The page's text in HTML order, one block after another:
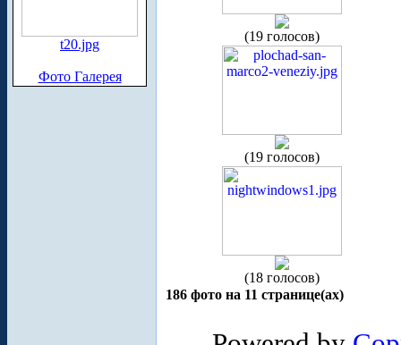
t20.jpg
Фото Галерея
(19 голосов)
(19 голосов)
(18 голосов)
186 фото на 11 странице(ах)